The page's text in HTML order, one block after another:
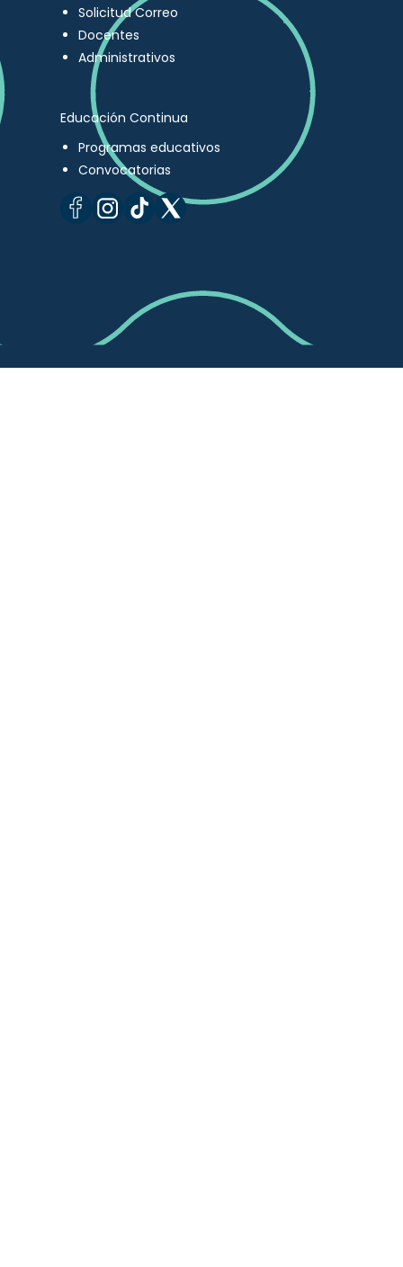
Solicitud Correo
Docentes
Administrativos
Educación Continua
Programas educativos
Convocatorias